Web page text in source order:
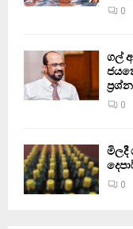
0
ගල්
0
මිලදී
0